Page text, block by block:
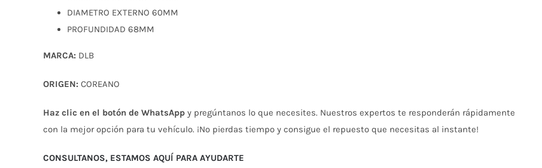
DIAMETRO EXTERNO 60MM
PROFUNDIDAD 68MM
MARCA: DLB
ORIGEN: COREANO
Haz clic en el botón de WhatsApp y pregúntanos lo que necesites. Nuestros expertos te responderán rápidamente
con la mejor opción para tu vehículo. ¡No pierdas tiempo y consigue el repuesto que necesitas al instante!
CONSULTANOS, ESTAMOS AQUÍ PARA AYUDARTE